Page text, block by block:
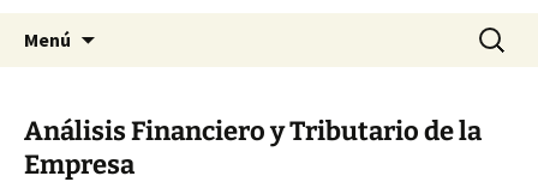
Menú Buscar:
Análisis Financiero y Tributario de la
Empresa